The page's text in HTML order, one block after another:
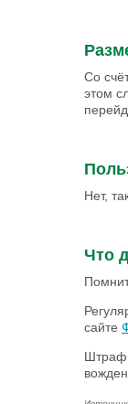
Со
этом
Нет,
Что
сайте